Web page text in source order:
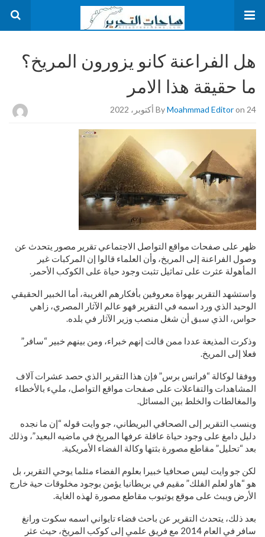
هل الفراعنة كانو يزورون المريخ؟
ما حقيقة هذا الامر
ByMoahmmad Editoron 24 أكتوبر، 2022
ظهر على صفحات مواقع التواصل الاجتماعي تقرير مصور يتحدث عن
وصول الفراعنة إلى المريخ، وأن العلماء قالوا إن المركبات غير
المأهولة عثرت على تماثيل تثبت وجود حياة على الكوكب الأحمر.
واستشهد التقرير بهواة معروفين بأفكارهم الغريبة، أما الخبير الحقيقي
الوحيد الذي ورد اسمه في التقرير فهو عالم الآثار المصري، زاهي
حواس، الذي سبق أن شغل منصب وزير الآثار في بلده.
وذكرت المذيعة عددا ممن قالت إنهم خبراء، ومن بينهم خبير “سافر”
فعلا إلى المريخ.
ووفقا لوكالة “فرانس برس” فإن هذا التقرير الذي حصد عشرات آلاف
المشاهدات والتفاعلات على صفحات مواقع التواصل، مليء بالأخطاء
والمغالطات والخلط بين المسائل.
وينسب التقرير إلى الصحافي البريطاني، جو وايت قوله “إن ما نجده
دليل دامغ على وجود حياة عاقلة عرفها المريخ في ماضيه البعيد”، وذلك
بعد “تحليل” مقاطع مصورة بثتها وكالة الفضاء الأمريكية.
لكن جو وايت ليس صحافيا خبيرا بعلوم الفضاء مثلما يوحي التقرير، بل
هو “هاو لعلم الفلك” مقيم في بريطانيا يؤمن بوجود مخلوقات حية خارج
الأرض ويبث على موقع يوتيوب مقاطع مصورة لهذه الغاية.
بعد ذلك، يتحدث التقرير عن باحث فضاء تايواني اسمه سكوت ورانغ
سافر في العام 2014 مع فريق علمي إلى كوكب المريخ، حيث عثر